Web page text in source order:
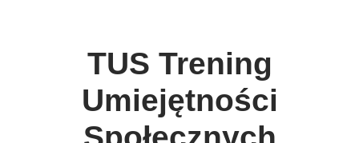
TUS Trening
Umiejętności